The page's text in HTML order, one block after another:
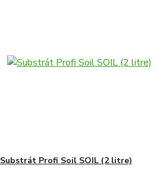
Substrát Profi Soil SOIL (2 litre)